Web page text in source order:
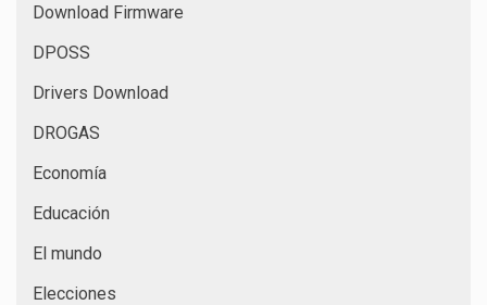
Download Firmware
DPOSS
Drivers Download
DROGAS
Economía
Educación
El mundo
Elecciones